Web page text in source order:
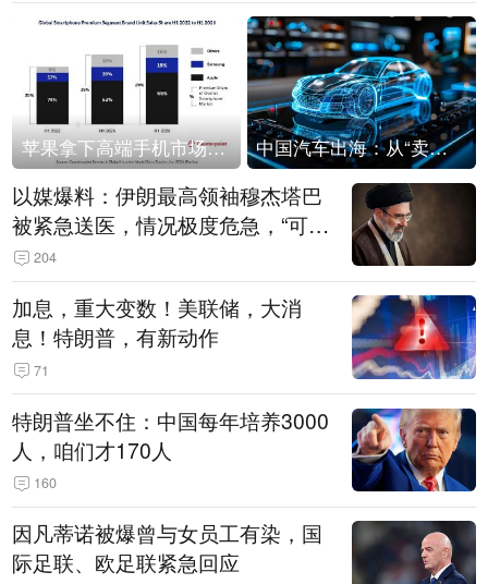
苹果拿下高端手机市场65%的份额：iPhone 17系列功不可没 中国汽车出海：从“卖出去”到“走进去”
以媒爆料：伊朗最高领袖穆杰塔巴
被紧急送医，情况极度危急，“可能
随时会死去”
204
加息，重大变数！美联储，大消
息！特朗普，有新动作
71
特朗普坐不住：中国每年培养3000
人，咱们才170人
160
因凡蒂诺被爆曾与女员工有染，国
际足联、欧足联紧急回应